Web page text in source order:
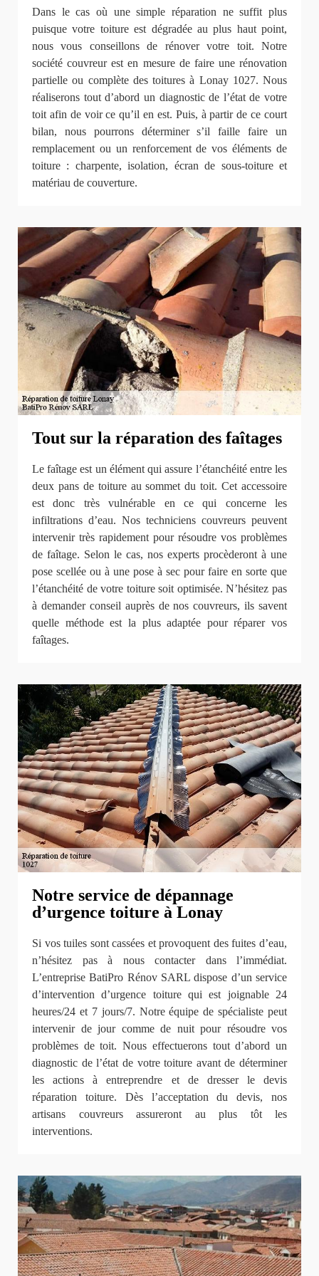
Dans le cas où une simple réparation ne suffit plus
puisque votre toiture est dégradée au plus haut point,
nous vous conseillons de rénover votre toit. Notre
société couvreur est en mesure de faire une rénovation
partielle ou complète des toitures à Lonay 1027. Nous
réaliserons tout d’abord un diagnostic de l’état de votre
toit afin de voir ce qu’il en est. Puis, à partir de ce court
bilan, nous pourrons déterminer s’il faille faire un
remplacement ou un renforcement de vos éléments de
toiture : charpente, isolation, écran de sous-toiture et
matériau de couverture.
Tout sur la réparation des faîtages
Le faîtage est un élément qui assure l’étanchéité entre les
deux pans de toiture au sommet du toit. Cet accessoire
est donc très vulnérable en ce qui concerne les
infiltrations d’eau. Nos techniciens couvreurs peuvent
intervenir très rapidement pour résoudre vos problèmes
de faîtage. Selon le cas, nos experts procèderont à une
pose scellée ou à une pose à sec pour faire en sorte que
l’étanchéité de votre toiture soit optimisée. N’hésitez pas
à demander conseil auprès de nos couvreurs, ils savent
quelle méthode est la plus adaptée pour réparer vos
faîtages.
Notre service de dépannage
d’urgence toiture à Lonay
Si vos tuiles sont cassées et provoquent des fuites d’eau,
n’hésitez pas à nous contacter dans l’immédiat.
L’entreprise BatiPro Rénov SARL dispose d’un service
d’intervention d’urgence toiture qui est joignable 24
heures/24 et 7 jours/7. Notre équipe de spécialiste peut
intervenir de jour comme de nuit pour résoudre vos
problèmes de toit. Nous effectuerons tout d’abord un
diagnostic de l’état de votre toiture avant de déterminer
les actions à entreprendre et de dresser le devis
réparation toiture. Dès l’acceptation du devis, nos
artisans couvreurs assureront au plus tôt les
interventions.